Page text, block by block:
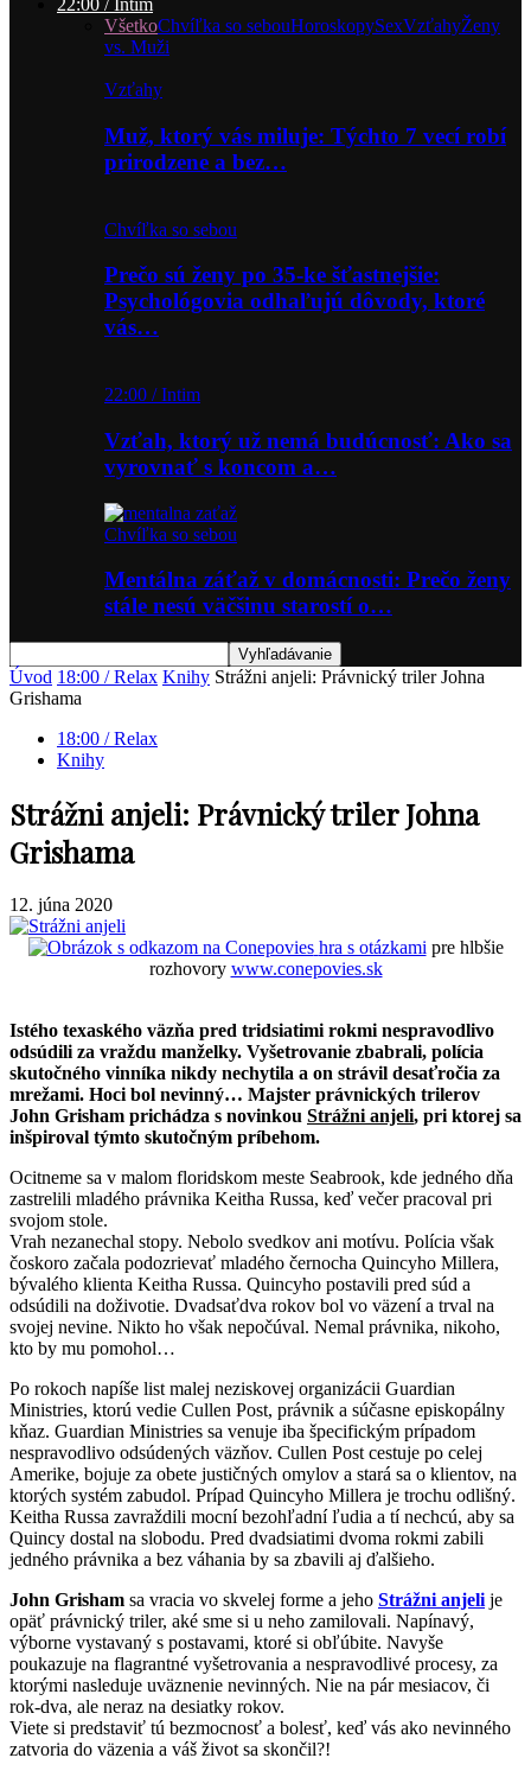
22:00 / Intim
VšetkoChvíľka so sebouHoroskopySexVzťahyŽeny
vs. Muži
Vzťahy
Muž, ktorý vás miluje: Týchto 7 vecí robí
prirodzene a bez…
Chvíľka so sebou
Prečo sú ženy po 35-ke šťastnejšie:
Psychológovia odhaľujú dôvody, ktoré
vás…
22:00 / Intim
Vzťah, ktorý už nemá budúcnosť: Ako sa
vyrovnať s koncom a…
Chvíľka so sebou
Mentálna záťaž v domácnosti: Prečo ženy
stále nesú väčšinu starostí o…
Úvod 18:00 / Relax Knihy Strážni anjeli: Právnický triler Johna
Grishama
18:00 / Relax
Knihy
Strážni anjeli: Právnický triler Johna
Grishama
12. júna 2020
hra s otázkami pre hlbšie
rozhovory www.conepovies.sk
Istého texaského väzňa pred tridsiatimi rokmi nespravodlivo
odsúdili za vraždu manželky. Vyšetrovanie zbabrali, polícia
skutočného vinníka nikdy nechytila a on strávil desaťročia za
mrežami. Hoci bol nevinný… Majster právnických trilerov
John Grisham prichádza s novinkou Strážni anjeli, pri ktorej sa
inšpiroval týmto skutočným príbehom.
Ocitneme sa v malom floridskom meste Seabrook, kde jedného dňa
zastrelili mladého právnika Keitha Russa, keď večer pracoval pri
svojom stole.
Vrah nezanechal stopy. Nebolo svedkov ani motívu. Polícia však
čoskoro začala podozrievať mladého černocha Quincyho Millera,
bývalého klienta Keitha Russa. Quincyho postavili pred súd a
odsúdili na doživotie. Dvadsaťdva rokov bol vo väzení a trval na
svojej nevine. Nikto ho však nepočúval. Nemal právnika, nikoho,
kto by mu pomohol…
Po rokoch napíše list malej neziskovej organizácii Guardian
Ministries, ktorú vedie Cullen Post, právnik a súčasne episkopálny
kňaz. Guardian Ministries sa venuje iba špecifickým prípadom
nespravodlivo odsúdených väzňov. Cullen Post cestuje po celej
Amerike, bojuje za obete justičných omylov a stará sa o klientov, na
ktorých systém zabudol. Prípad Quincyho Millera je trochu odlišný.
Keitha Russa zavraždili mocní bezohľadní ľudia a tí nechcú, aby sa
Quincy dostal na slobodu. Pred dvadsiatimi dvoma rokmi zabili
jedného právnika a bez váhania by sa zbavili aj ďalšieho.
John Grisham sa vracia vo skvelej forme a jeho Strážni anjeli je
opäť právnický triler, aké sme si u neho zamilovali. Napínavý,
výborne vystavaný s postavami, ktoré si obľúbite. Navyše
poukazuje na flagrantné vyšetrovania a nespravodlivé procesy, za
ktorými nasleduje uväznenie nevinných. Nie na pár mesiacov, či
rok-dva, ale neraz na desiatky rokov.
Viete si predstaviť tú bezmocnosť a bolesť, keď vás ako nevinného
zatvoria do väzenia a váš život sa skončil?!